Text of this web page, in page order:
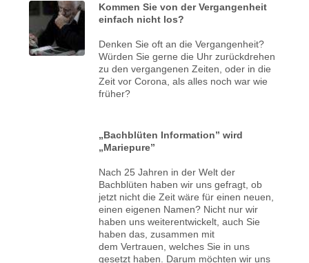
Kommen Sie von der Vergangenheit
einfach nicht los?
Denken Sie oft an die Vergangenheit?
Würden Sie gerne die Uhr zurückdrehen
zu den vergangenen Zeiten, oder in die
Zeit vor Corona, als alles noch war wie
früher?
„Bachblüten Information” wird
„Mariepure”
Nach 25 Jahren in der Welt der
Bachblüten haben wir uns gefragt, ob
jetzt nicht die Zeit wäre für einen neuen,
einen eigenen Namen? Nicht nur wir
haben uns weiterentwickelt, auch Sie
haben das, zusammen mit
dem Vertrauen, welches Sie in uns
gesetzt haben. Darum möchten wir uns